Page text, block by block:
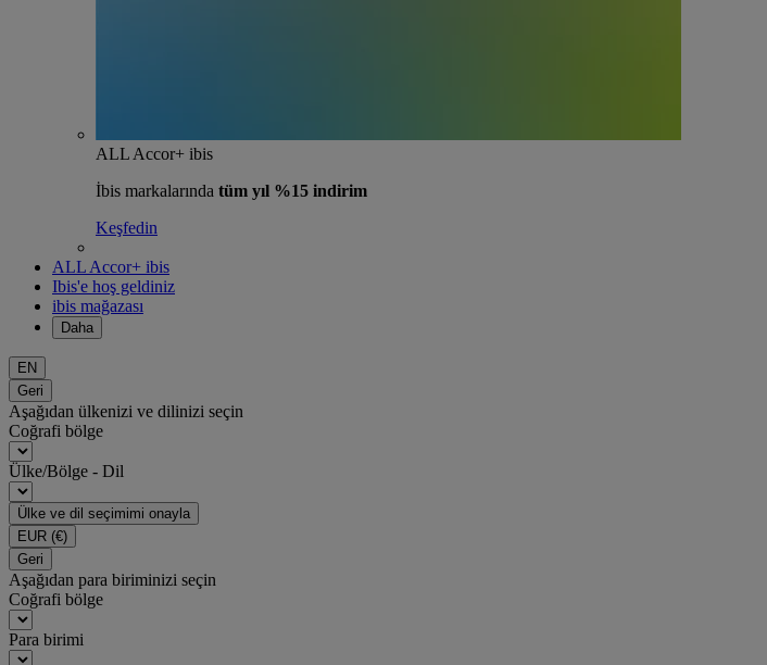
ALL Accor+ ibis
İbis markalarında tüm yıl %15 indirim
Keşfedin
ALL Accor+ ibis
Ibis'e hoş geldiniz
ibis mağazası
Daha
EN
Geri
Aşağıdan ülkenizi ve dilinizi seçin
Coğrafi bölge
Ülke/Bölge - Dil
Ülke ve dil seçimimi onayla
EUR (€)
Geri
Aşağıdan para biriminizi seçin
Coğrafi bölge
Para birimi